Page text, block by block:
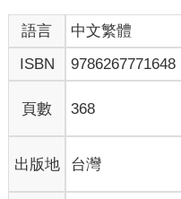
理學的角度來描述或闡述它
以捉摸的現象。
我「發現」幸福不是突然發
也不能用金錢購買或以權力
決於我們如何詮釋它。事實
釀、培養與捍衛的。能掌控
品質，一個人是不是感到幸
不過，幸福並不是我們可以
嗎？」英國哲學家暨經濟學
Mill）說道，「一旦你花心
語言 中文繁體
ISBN
9786267771648
頁數 368
出版地 台灣